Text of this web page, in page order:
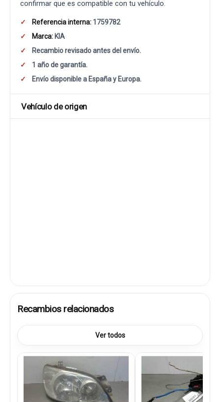
confirmar que es compatible con tu vehículo.
Referencia interna: 1759782
Marca: KIA
Recambio revisado antes del envío.
1 año de garantía.
Envío disponible a España y Europa.
Vehículo de origen
Recambios relacionados
Ver todos